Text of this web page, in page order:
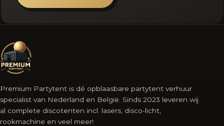
Premium Partytent is dé opblaasbare partytent verhuur
specialist van Nederland en België. Sinds 2023 leveren wij
al complete discotenten incl. lasers, disco-licht,
rookmachine en veel meer!